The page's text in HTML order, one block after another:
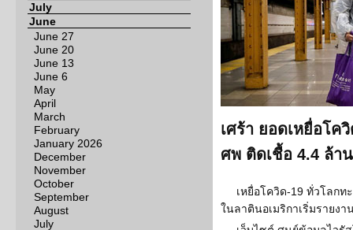
July
June
June 27
June 20
June 13
June 6
May
April
March
February
January 2026
December
November
October
September
August
July
เศร้า ยอดเหยื่อโค
ศพ ติดเชื้อ 4.4 ล้า
เหยื่อโควิด-19 ทั่วโลกท
ในลาตินอเมริกาเริ่มรายง